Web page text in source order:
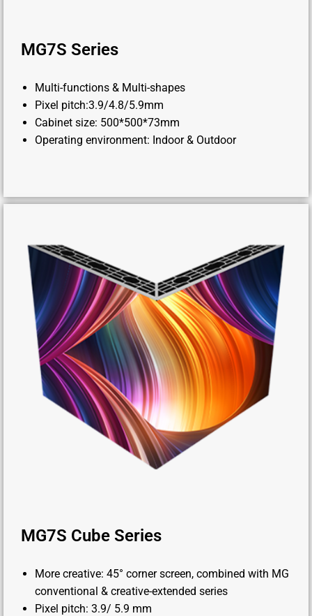
MG7S Series
Multi-functions & Multi-shapes
Pixel pitch:3.9/4.8/5.9mm
Cabinet size: 500*500*73mm
Operating environment: Indoor & Outdoor
MG7S Cube Series
More creative: 45° corner screen, combined with MG
conventional & creative-extended series
Pixel pitch: 3.9/ 5.9 mm